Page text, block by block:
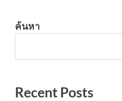
ค้นหา
Recent Posts